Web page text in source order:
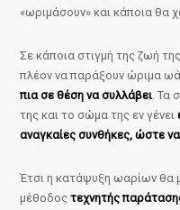
«ωριμάσουν» και κάποια θα
Σε κάποια στιγμή της ζωή
πλέον να παράξουν ώριμα
πια σε θέση να συλλάβει. Τα
της και το σώμα της εν γένει
αναγκαίες συνθήκες, ώστε
Έτσι η κατάψυξη ωαρίων θα
μέθοδοςτεχνητής